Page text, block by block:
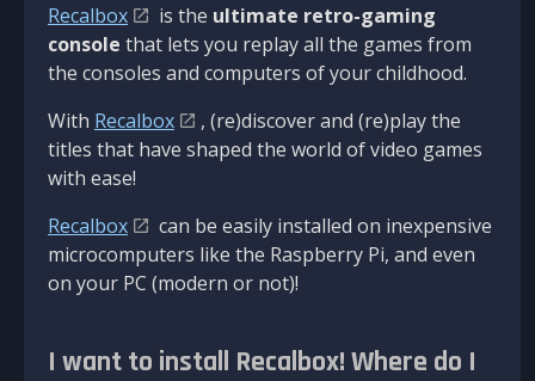
Recalbox is the ultimate retro-gaming
console that lets you replay all the games from
the consoles and computers of your childhood.
With Recalbox
, (re)discover and (re)play the
titles that have shaped the world of video games
with ease!
Recalbox
can be easily installed on inexpensive
microcomputers like the Raspberry Pi, and even
on your PC (modern or not)!
I want to install Recalbox! Where do I